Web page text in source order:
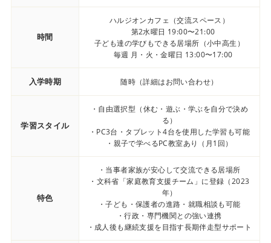
時間
ハルジオンカフェ（交流スペース）
第2水曜日 19:00〜21:00
子ども達の学びもできる居場所（小中高生）
毎週 月・火・金曜日 13:00〜17:00
入学時期 随時（詳細はお問い合わせ）
学習スタイル
・自由選択型（休む・遊ぶ・学ぶを自分で決め
る）
・PC3台・タブレット4台を使用した学習も可能
・親子で学べるPC教室あり（月1回）
特色
・当事者家族が安心して交流できる居場所
・文科省「家庭教育支援チーム」に登録（2023
年）
・子ども・保護者の進路・就職相談も可能
・行政・専門機関との強い連携
・成人後も継続支援を目指す長期伴走型サポート